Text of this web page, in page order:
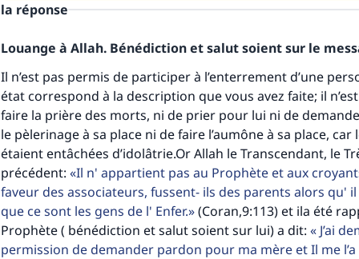
la réponse
Louange à Allah. Bénédiction et salut soient sur le
Il n’est pas permis de participer à l’enterrement d’une
état correspond à la description que vous avez faite; il
faire la prière des morts, ni de prier pour lui ni de
le pèlerinage à sa place ni de faire l’aumône à sa place,
étaient entâchées d’idolâtrie.Or Allah le Transcendant, le
précédent: Il n' appartient pas au Prophète et aux
faveur des associateurs, fussent- ils des parents alors qu'
que ce sont les gens de l' Enfer. (Coran,9:113) et ila été
Prophète ( bénédiction et salut soient sur lui) a dit:
J’ai
permission de demander pardon pour ma mère et Il me l’a
Faites une différence dans la
personnes grâce à votre
Aidez nous à apporter des
Le Messager d'Allah (Paix sur lui)
"Celui qui indique une bonne action obtient la
que celui qui le fait."
(MOUSLIM 1893)